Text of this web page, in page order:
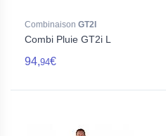
Combinaison GT2I
Combi Pluie GT2i L
94,94€